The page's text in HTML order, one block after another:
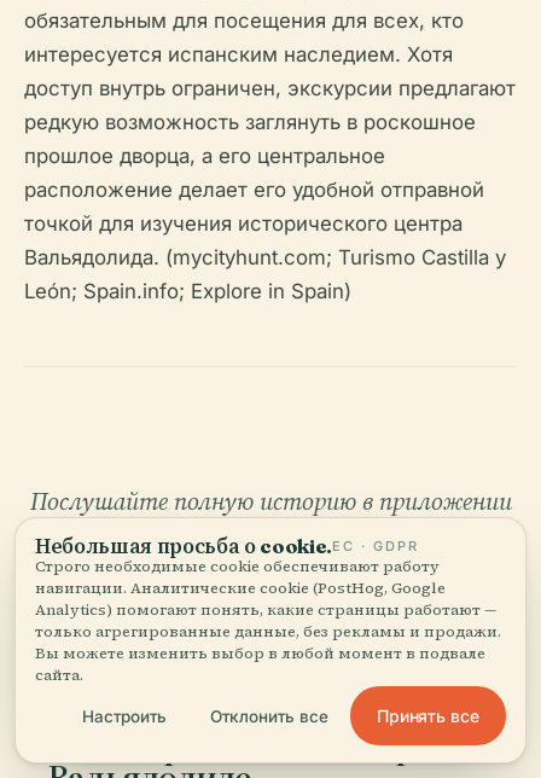
обязательным для посещения для всех, кто
интересуется испанским наследием. Хотя
доступ внутрь ограничен, экскурсии предлагают
редкую возможность заглянуть в роскошное
прошлое дворца, а его центральное
расположение делает его удобной отправной
точкой для изучения исторического центра
Вальядолида. (mycityhunt.com; Turismo Castilla y
León; Spain.info; Explore in Spain)
Послушайте полную историю в приложении
Весь Королевский Дворец В
Небольшая просьба о cookie.ЕС · GDPR
Строго необходимые cookie обеспечивают работу
навигации. Аналитические cookie (PostHog, Google
Analytics) помогают понять, какие страницы работают —
только агрегированные данные, без рекламы и продажи.
Вы можете изменить выбор в любой момент в подвале
сайта.
Настроить Отклонить все Принять все